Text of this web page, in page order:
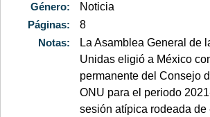
Género:
Noticia
Páginas:
8
Notas:
La Asamblea General de
Unidas eligió a México
permanente del Consejo
ONU para el periodo
sesión atípica rodeada de